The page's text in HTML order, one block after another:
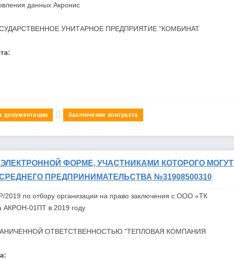
данных Акронис
УНИТАРНОЕ ПРЕДПРИЯТИЕ "КОМБИНАТ
документации Заключение контракта
ФОРМЕ, УЧАСТНИКАМИ КОТОРОГО МОГУТ
ПРЕДПРИНИМАТЕЛЬСТВА №31908500310
по отбору организации на право заключения с ООО «ТК
АКРОН-01ПТ в 2019 году
ОТВЕТСТВЕННОСТЬЮ "ТЕПЛОВАЯ КОМПАНИЯ